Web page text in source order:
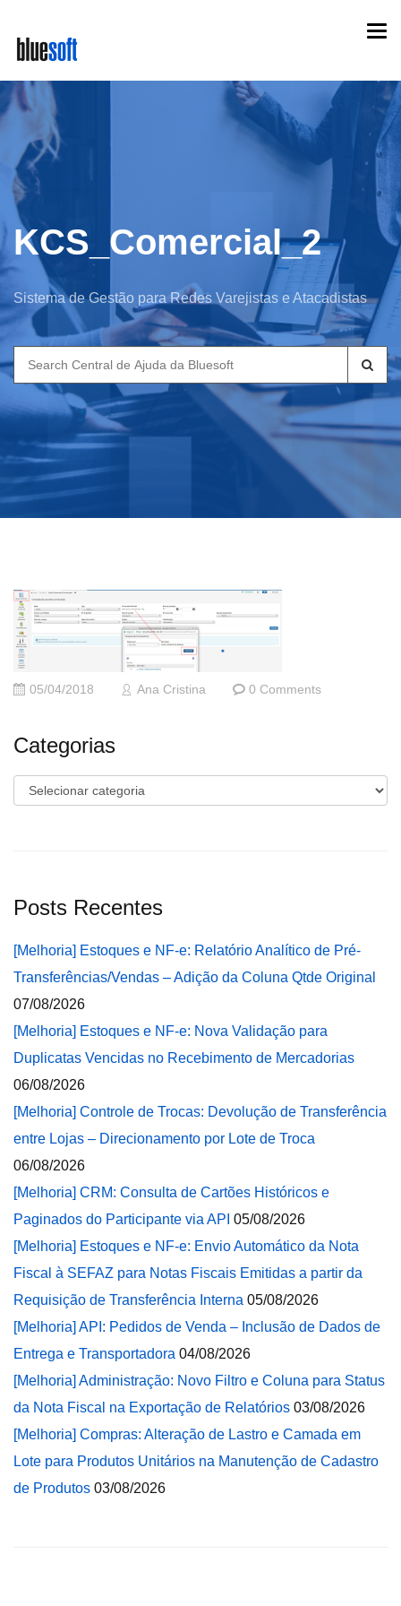
main
content
KCS_Comercial_2
Sistema de Gestão para Redes Varejistas e Atacadistas
Search
for:
05/04/2018 Ana Cristina 0 Comments
Categorias
Categorias
Posts Recentes
[Melhoria] Estoques e NF-e: Relatório Analítico de Pré-
Transferências/Vendas – Adição da Coluna Qtde Original
07/08/2026
[Melhoria] Estoques e NF-e: Nova Validação para
Duplicatas Vencidas no Recebimento de Mercadorias
06/08/2026
[Melhoria] Controle de Trocas: Devolução de Transferência
entre Lojas – Direcionamento por Lote de Troca
06/08/2026
[Melhoria] CRM: Consulta de Cartões Históricos e
Paginados do Participante via API 05/08/2026
[Melhoria] Estoques e NF-e: Envio Automático da Nota
Fiscal à SEFAZ para Notas Fiscais Emitidas a partir da
Requisição de Transferência Interna 05/08/2026
[Melhoria] API: Pedidos de Venda – Inclusão de Dados de
Entrega e Transportadora 04/08/2026
[Melhoria] Administração: Novo Filtro e Coluna para Status
da Nota Fiscal na Exportação de Relatórios 03/08/2026
[Melhoria] Compras: Alteração de Lastro e Camada em
Lote para Produtos Unitários na Manutenção de Cadastro
de Produtos 03/08/2026